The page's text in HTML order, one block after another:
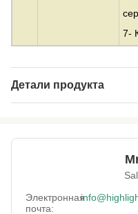
7-
Детали продукта
Height: от 10 до
Certification: SGS, CE,
Электронная
почта: